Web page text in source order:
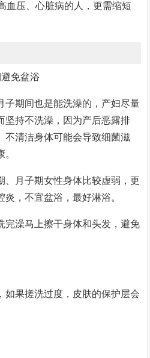
血压、心脏病的人，更需缩短
免盆浴
子期间也是能洗澡的，产妇尽量
坚持不洗澡，因为产后恶露排
不清洁身体可能会导致细菌滋
、月子期女性身体比较虚弱，更
，不宜盆浴，最好淋浴。
完澡马上擦干身体和头发，避免
如果搓洗过度，皮肤的保护层会